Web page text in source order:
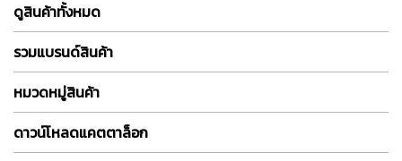
ดูสินค้าทั้งหมด
รวมแบรนด์สินค้า
หมวดหมู่สินค้า
ดาวน์โหลดแคตตาล็อก